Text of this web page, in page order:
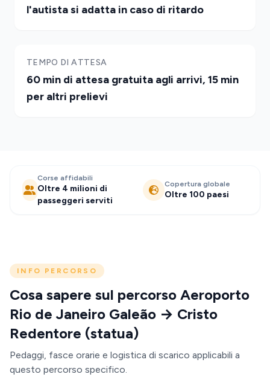
l'autista si adatta in caso di ritardo
TEMPO DI ATTESA
60 min di attesa gratuita agli arrivi, 15 min
per altri prelievi
Corse affidabili
Oltre 4 milioni di
passeggeri serviti
Copertura globale
Oltre 100 paesi
INFO PERCORSO
Cosa sapere sul percorso Aeroporto
Rio de Janeiro Galeão → Cristo
Redentore (statua)
Pedaggi, fasce orarie e logistica di scarico applicabili a
questo percorso specifico.